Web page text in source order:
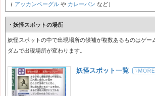
（ アッカンベーグル や カレーパン など）
・妖怪スポットの場所
妖怪スポットの中で出現場所の候補が複数あるものはゲー
ダムで出現場所が変わります。
妖怪スポット一覧